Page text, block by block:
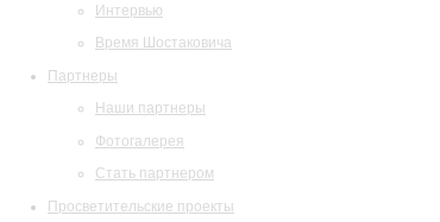
Интервью
Время Шостаковича
Партнеры
Наши партнеры
Фотогалерея
Стать партнером
Просветительские проекты